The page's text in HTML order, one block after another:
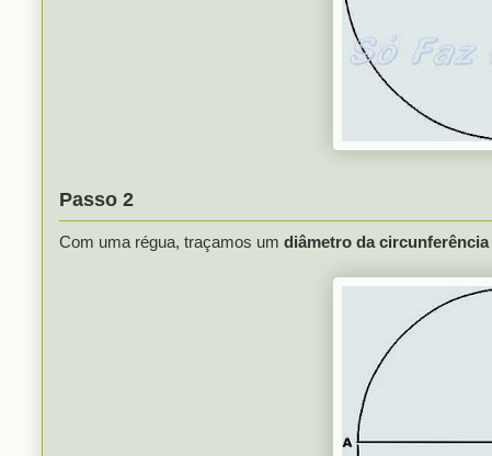
Passo 2
Com uma régua, traçamos um diâmetro da circunferência